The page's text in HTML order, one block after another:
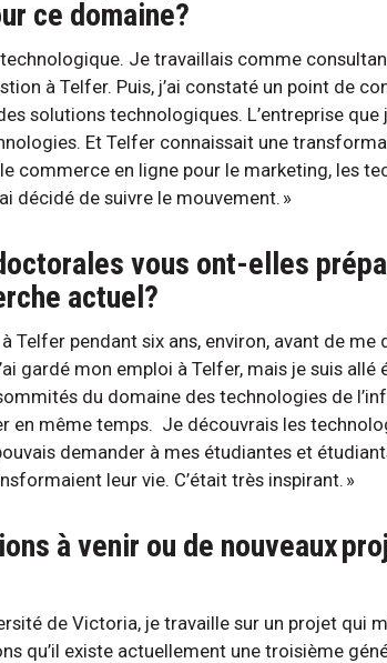
ce domaine?
Je travaillais comme
à Telfer. Puis, j’ai constaté un point de
solutions technologiques. L’entreprise que
Et Telfer connaissait une
commerce en ligne pour le marketing, les
décidé de suivre le mouvement. »
vous ont-elles
actuel?
Telfer pendant six ans, environ, avant de me
gardé mon emploi à Telfer, mais je suis allé
du domaine des technologies de
en même temps. Je découvrais les
demander à mes étudiantes et
leur vie. C’était très inspirant. »
à venir ou de nouveaux
de Victoria, je travaille sur un projet qui
qu’il existe actuellement une troisième